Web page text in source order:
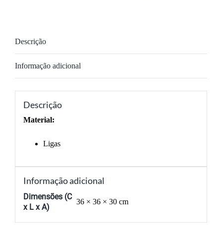
Descrição
Informação adicional
Descrição
Material:
Ligas
Informação adicional
Dimensões (C
x L x A)
36 × 36 × 30 cm